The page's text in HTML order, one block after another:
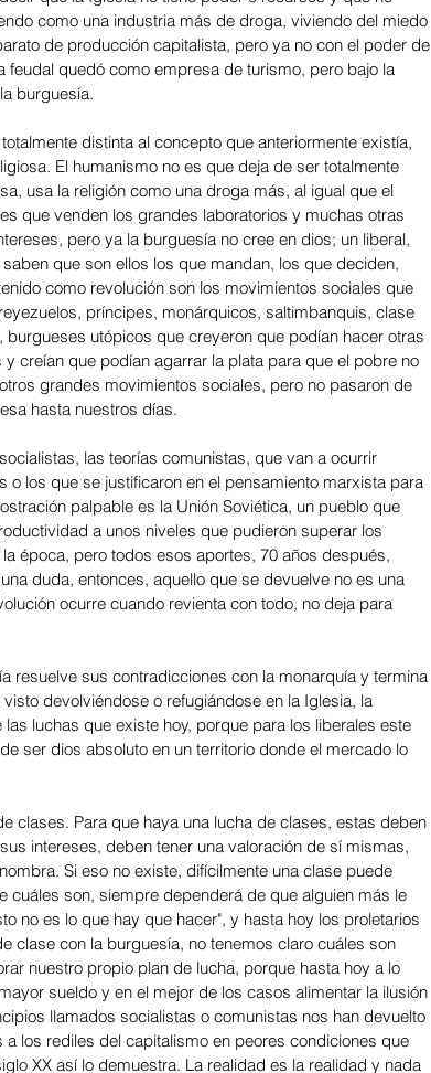
como una industria más de droga, viviendo del miedo
de producción capitalista, pero ya no con el poder de
quedó como empresa de turismo, pero bajo la
burguesía.
distinta al concepto que anteriormente existía,
El humanismo no es que deja de ser totalmente
usa la religión como una droga más, al igual que el
que venden los grandes laboratorios y muchas otras
pero ya la burguesía no cree en dios; un liberal,
que son ellos los que mandan, los que deciden,
como revolución son los movimientos sociales que
príncipes, monárquicos, saltimbanquis, clase
utópicos que creyeron que podían hacer otras
creían que podían agarrar la plata para que el pobre no
grandes movimientos sociales, pero no pasaron de
hasta nuestros días.
las teorías comunistas, que van a ocurrir
los que se justificaron en el pensamiento marxista para
palpable es la Unión Soviética, un pueblo que
a unos niveles que pudieron superar los
época, pero todos esos aportes, 70 años después,
duda, entonces, aquello que se devuelve no es una
ocurre cuando revienta con todo, no deja para
resuelve sus contradicciones con la monarquía y termina
devolviéndose o refugiándose en la Iglesia, la
luchas que existe hoy, porque para los liberales este
ser dios absoluto en un territorio donde el mercado lo
clases. Para que haya una lucha de clases, estas deben
intereses, deben tener una valoración de sí mismas,
Si eso no existe, difícilmente una clase puede
cuáles son, siempre dependerá de que alguien más le
no es lo que hay que hacer", y hasta hoy los proletarios
clase con la burguesía, no tenemos claro cuáles son
nuestro propio plan de lucha, porque hasta hoy a lo
sueldo y en el mejor de los casos alimentar la ilusión
llamados socialistas o comunistas nos han devuelto
los rediles del capitalismo en peores condiciones que
XX así lo demuestra. La realidad es la realidad y nada